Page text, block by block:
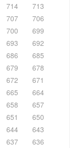
714
713
707
706
700
699
693
692
686
685
679
678
672
671
665
664
658
657
651
650
644
643
637
636